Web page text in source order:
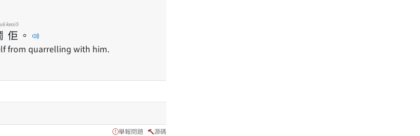
佢
keoi5
。
from quarrelling with him.
舉報問題 源碼